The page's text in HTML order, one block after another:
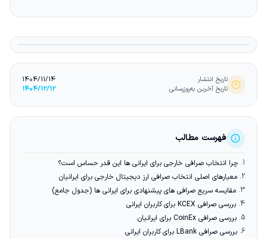
تاریخ انتشار
1404/11/14
تاریخ آخرین به‌روزرسانی
1404/12/12
فهرست مطالب
1. چرا انتخاب صرافی خارجی برای ایرانی ها این قدر حساس است؟
2. معیارهای اصلی انتخاب صرافی ارز دیجیتال خارجی برای ایرانیان
3. مقایسه سریع صرافی های پیشنهادی برای ایرانی ها (جدول جامع)
4. بررسی صرافی KCEX برای کاربران ایرانی
5. بررسی صرافی CoinEx برای ایرانیان
6. بررسی صرافی LBank برای کاربران ایرانی